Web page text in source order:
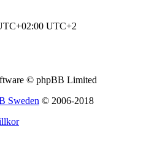
UTC+2
© phpBB Limited
Sweden © 2006-2018